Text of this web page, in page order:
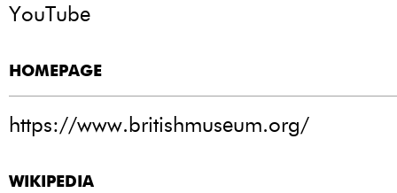
YouTube
HOMEPAGE
https://www.britishmuseum.org/
WIKIPEDIA